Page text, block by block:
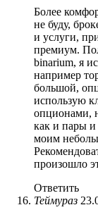
Более
не буду,
и услуги,
премиум.
binarium, я
например
большой,
использую
опционами,
как и пары и
моим
произошло
Ответить
Теймураз